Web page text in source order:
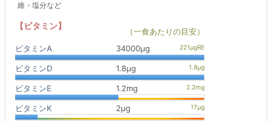
維・塩分など
【ビタミン】
（一食あたりの目安）
ビタミンA
34000μg
ビタミンD 1.8μg
ビタミンE 1.2mg
ビタミンK 2μg